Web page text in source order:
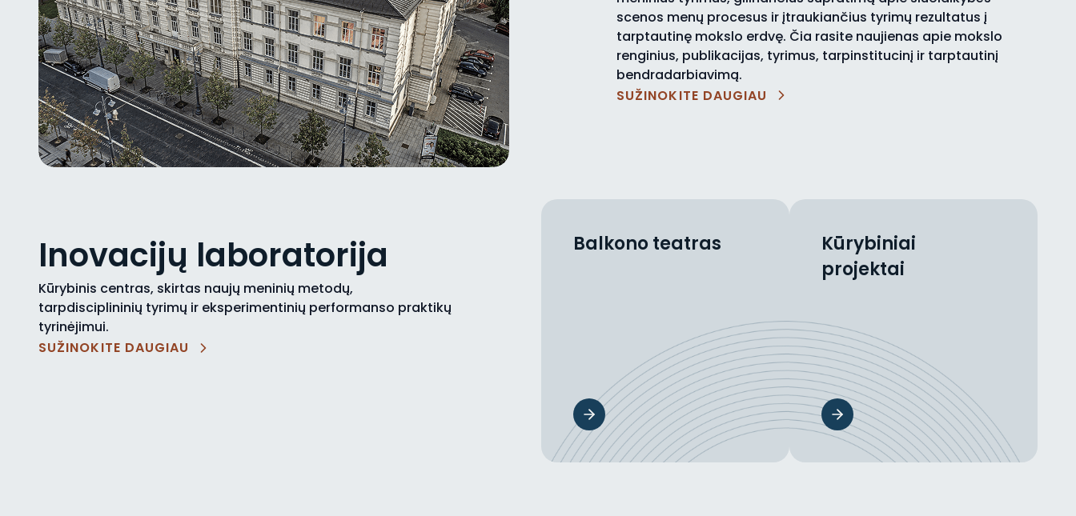
scenos menų procesus ir įtraukiančius tyrimų rezultatus į
tarptautinę mokslo erdvę. Čia rasite naujienas apie mokslo
renginius, publikacijas, tyrimus, tarpinstitucinį ir tarptautinį
bendradarbiavimą.
SUŽINOKITE DAUGIAU
Inovacijų laboratorija
Kūrybinis centras, skirtas naujų meninių metodų,
tarpdisciplininių tyrimų ir eksperimentinių performanso praktikų
tyrinėjimui.
SUŽINOKITE DAUGIAU
Balkono teatras
Kūrybiniai
projektai